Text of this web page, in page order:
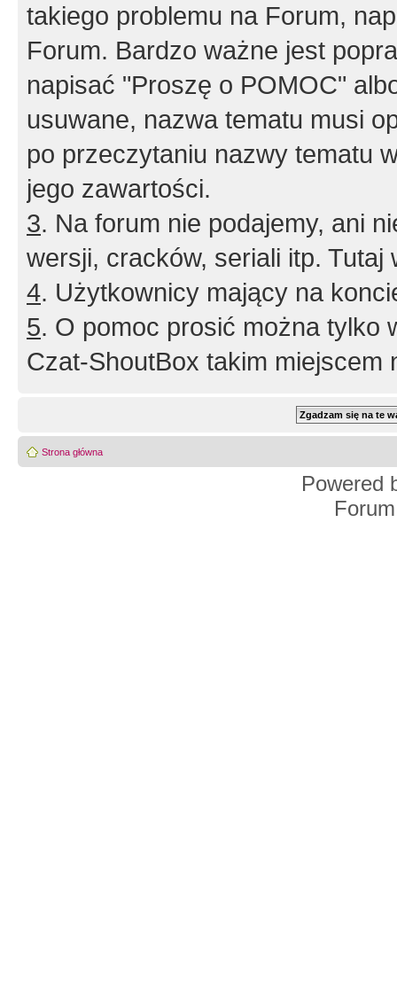
takiego problemu na Forum,
Forum. Bardzo ważne jest
napisać "Proszę o POMOC"
usuwane, nazwa tematu musi
po przeczytaniu nazwy tematu
jego zawartości.
3. Na forum nie podajemy, ani
wersji, cracków, seriali itp. Tutaj
4. Użytkownicy mający na
5. O pomoc prosić można tylko
Czat-ShoutBox takim miejscem
Strona główna
Powered